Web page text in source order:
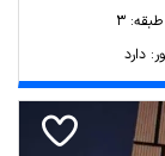
3
دارد